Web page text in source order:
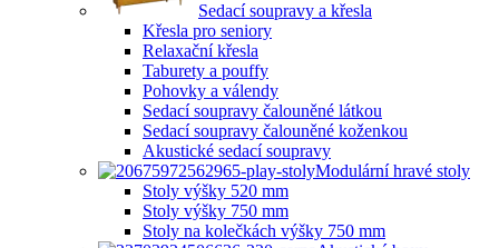
Sedací soupravy a křesla
Křesla pro seniory
Relaxační křesla
Taburety a pouffy
Pohovky a válendy
Sedací soupravy čalouněné látkou
Sedací soupravy čalouněné koženkou
Akustické sedací soupravy
Modulární hravé stoly
Stoly výšky 520 mm
Stoly výšky 750 mm
Stoly na kolečkách výšky 750 mm